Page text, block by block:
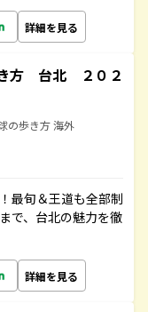
詳細を見る
方 台北 ２０２
の歩き方 海外
最旬＆王道も全部制
で、台北の魅力を徹
詳細を見る